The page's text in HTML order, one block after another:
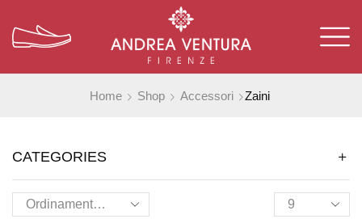
Home Shop Accessori Zaini
CATEGORIES